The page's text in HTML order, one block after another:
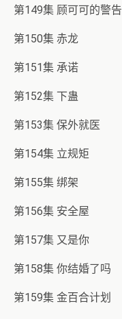
第149集 顾可可的警告
第150集 赤龙
第151集 承诺
第152集 下蛊
第153集 保外就医
第154集 立规矩
第155集 绑架
第156集 安全屋
第157集 又是你
第158集 你结婚了吗
第159集 金百合计划